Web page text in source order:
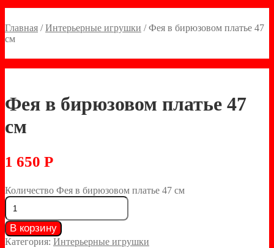
Главная /Интерьерные игрушки /Фея в бирюзовом платье 47
см
Фея в бирюзовом платье 47
см
1 650 Р
Количество Фея в бирюзовом платье 47 см
В корзину
Категория: Интерьерные игрушки